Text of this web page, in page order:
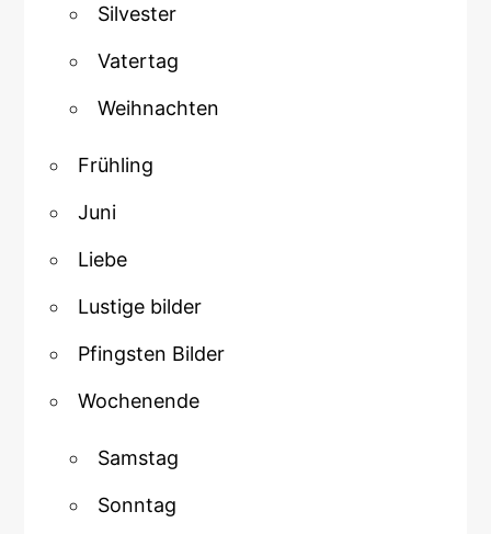
Silvester
Vatertag
Weihnachten
Frühling
Juni
Liebe
Lustige bilder
Pfingsten Bilder
Wochenende
Samstag
Sonntag